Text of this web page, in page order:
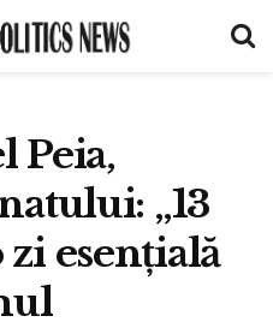
Peia,
„13
esențială